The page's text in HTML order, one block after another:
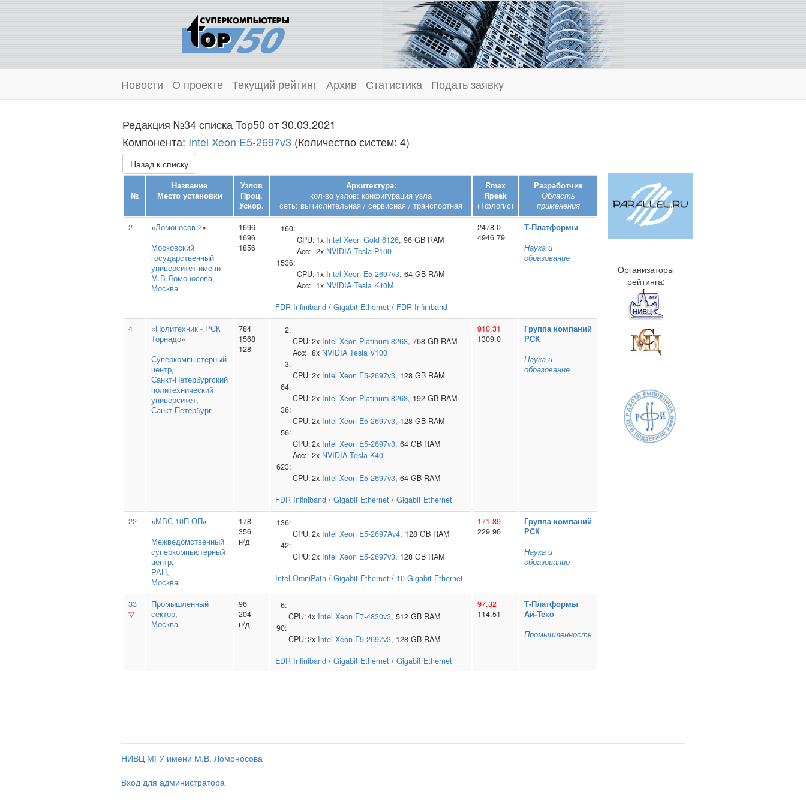
Новости О проекте Текущий рейтинг Архив Статистика Подать заявку
Редакция №34 списка Top50 от 30.03.2021
Компонента: Intel Xeon E5-2697v3 (Количество систем: 4)
Назад к списку
№
Название
Место установки
Узлов
Проц.
Ускор.
Архитектура:
кол-во узлов: конфигурация узла
сеть: вычислительная / сервисная / транспортная
Rmax
Rpeak
(Тфлоп/с)
Разработчик
Область
применения
2
«Ломоносов-2»
Московский
государственный
университет имени
М.В.Ломоносова,
Москва
1696
1696
1856
160:
CPU: 1x Intel Xeon Gold 6126, 96 GB RAM
Acc: 2x NVIDIA Tesla P100
1536:
CPU: 1x Intel Xeon E5-2697v3, 64 GB RAM
Acc: 1x NVIDIA Tesla K40M
FDR Infiniband / Gigabit Ethernet / FDR Infiniband
2478.0
4946.79
Т‑Платформы
Наука и
образование
4 «Политехник - РСК
Торнадо»
Суперкомпьютерный
центр,
Санкт‑Петербургский
политехнический
университет,
Санкт-Петербург
784
1568
128
2:
CPU:2x Intel Xeon Platinum 8268, 768 GB RAM
Acc: 8x NVIDIA Tesla V100
3:
CPU:2x Intel Xeon E5-2697v3, 128 GB RAM
64:
CPU:2x Intel Xeon Platinum 8268, 192 GB RAM
36:
CPU:2x Intel Xeon E5-2697v3, 128 GB RAM
56:
CPU:2x Intel Xeon E5-2697v3, 64 GB RAM
Acc: 2x NVIDIA Tesla K40
623:
CPU:2x Intel Xeon E5-2697v3, 64 GB RAM
FDR Infiniband / Gigabit Ethernet / Gigabit Ethernet
910.31
1309.0
Группа компаний
РСК
Наука и
образование
22 «МВС-10П ОП»
Межведомственный
суперкомпьютерный
центр,
РАН,
Москва
178
356
н/д
136:
CPU:2x Intel Xeon E5-2697Av4, 128 GB RAM
42:
CPU:2x Intel Xeon E5-2697v3, 128 GB RAM
Intel OmniPath / Gigabit Ethernet / 10 Gigabit Ethernet
171.89
229.96
Группа компаний
РСК
Наука и
образование
33
▽
Промышленный
сектор,
Москва
96
204
н/д
6:
CPU:4x Intel Xeon E7-4830v3, 512 GB RAM
90:
CPU:2x Intel Xeon E5-2697v3, 128 GB RAM
EDR Infiniband / Gigabit Ethernet / Gigabit Ethernet
97.32
114.51
Т‑Платформы
Ай‑Теко
Промышленность
Организаторы
рейтинга:
НИВЦ МГУ имени М.В. Ломоносова
Вход для администратора